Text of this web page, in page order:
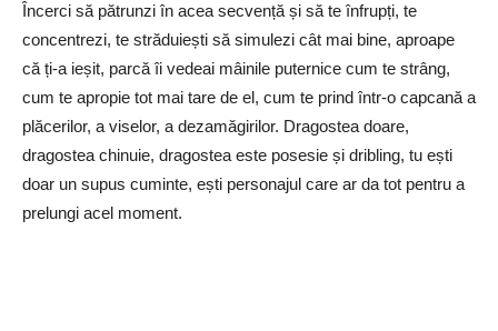
Încerci să pătrunzi în acea secvență și să te înfrupți, te
concentrezi, te străduiești să simulezi cât mai bine, aproape
că ți-a ieșit, parcă îi vedeai mâinile puternice cum te strâng,
cum te apropie tot mai tare de el, cum te prind într-o capcană a
plăcerilor, a viselor, a dezamăgirilor. Dragostea doare,
dragostea chinuie, dragostea este posesie și dribling, tu ești
doar un supus cuminte, ești personajul care ar da tot pentru a
prelungi acel moment.